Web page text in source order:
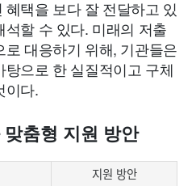
택을 보다 잘 전달하고 있
할 수 있다. 미래의 저출
대응하기 위해, 기관들은
으로 한 실질적이고 구체
이다.
춤형 지원 방안
지원 방안